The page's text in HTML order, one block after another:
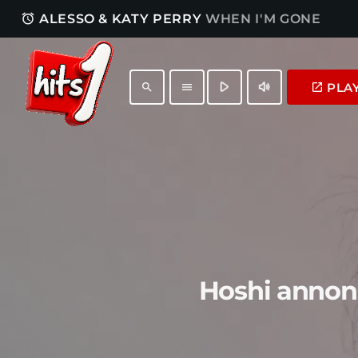
access_alarm ALESSO & KATY PERRY WHEN I'M GONE
search menu play_arrow volume_up launch
Hoshi